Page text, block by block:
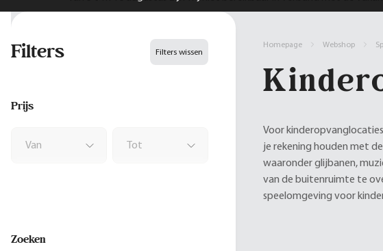
Filters Filters wissen
Prijs
Zoeken
Homepage Webshop
Voor
je rekening houden met
waaronder glijbanen,
van de buitenruimte te
speelomgeving voor